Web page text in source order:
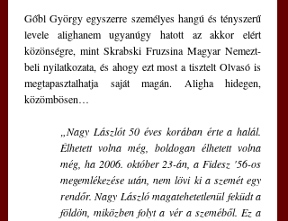
Gőbl György egyszerre személyes hangú és tényszerű
levele alighanem ugyanúgy hatott az akkor elért
közönségre, mint Skrabski Fruzsina Magyar Nemezt-
beli nyilatkozata, és ahogy ezt most a tisztelt Olvasó is
megtapasztalhatja saját magán. Aligha hidegen,
közömbösen…
„Nagy Lászlót 50 éves korában érte a halál.
Élhetett volna még, boldogan élhetett volna
még, ha 2006. október 23-án, a Fidesz '56-os
megemlékezése után, nem lövi ki a szemét egy
rendőr. Nagy László magatehetetlenül feküdt a
földön, miközben folyt a vér a szeméből. Ez a